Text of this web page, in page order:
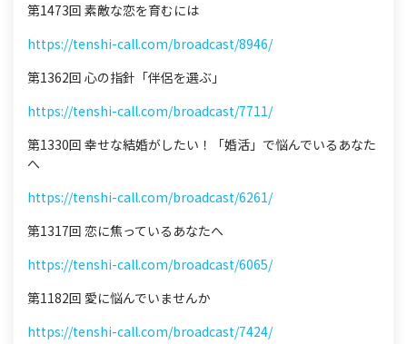
第1473回 素敵な恋を育むには
https://tenshi-call.com/broadcast/8946/
第1362回 心の指針「伴侶を選ぶ」
https://tenshi-call.com/broadcast/7711/
第1330回 幸せな結婚がしたい！「婚活」で悩んでいるあなた
へ
https://tenshi-call.com/broadcast/6261/
第1317回 恋に焦っているあなたへ
https://tenshi-call.com/broadcast/6065/
第1182回 愛に悩んでいませんか
https://tenshi-call.com/broadcast/7424/